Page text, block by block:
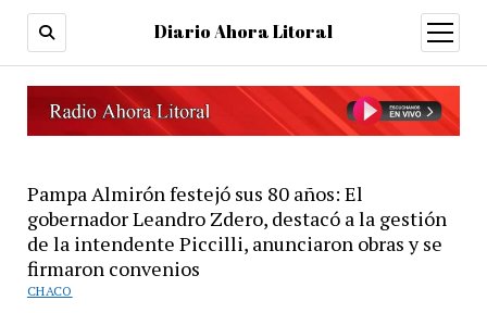
Diario Ahora Litoral
open
menu
Pampa Almirón festejó sus 80 años: El
gobernador Leandro Zdero, destacó a la gestión
de la intendente Piccilli, anunciaron obras y se
firmaron convenios
CHACO